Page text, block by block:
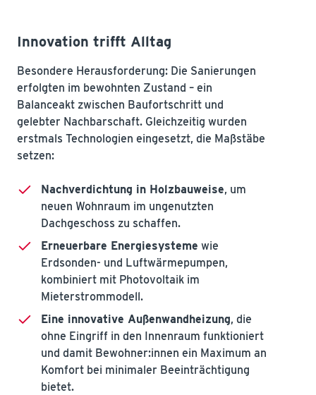
Innovation trifft Alltag
Besondere Herausforderung: Die Sanierungen
erfolgten im bewohnten Zustand – ein
Balanceakt zwischen Baufortschritt und
gelebter Nachbarschaft. Gleichzeitig wurden
erstmals Technologien eingesetzt, die Maßstäbe
setzen:
Nachverdichtung in Holzbauweise, um
neuen Wohnraum im ungenutzten
Dachgeschoss zu schaffen.
Erneuerbare Energiesysteme wie
Erdsonden- und Luftwärmepumpen,
kombiniert mit Photovoltaik im
Mieterstrommodell.
Eine innovative Außenwandheizung, die
ohne Eingriff in den Innenraum funktioniert
und damit Bewohner:innen ein Maximum an
Komfort bei minimaler Beeinträchtigung
bietet.